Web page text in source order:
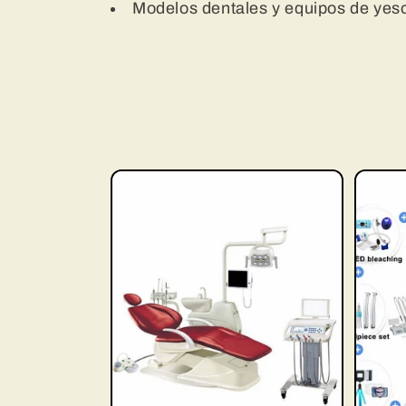
Modelos dentales y equipos de